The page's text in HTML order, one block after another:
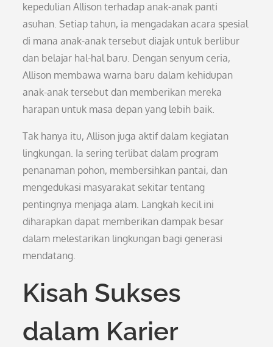
kepedulian Allison terhadap anak-anak panti
asuhan. Setiap tahun, ia mengadakan acara spesial
di mana anak-anak tersebut diajak untuk berlibur
dan belajar hal-hal baru. Dengan senyum ceria,
Allison membawa warna baru dalam kehidupan
anak-anak tersebut dan memberikan mereka
harapan untuk masa depan yang lebih baik.
Tak hanya itu, Allison juga aktif dalam kegiatan
lingkungan. Ia sering terlibat dalam program
penanaman pohon, membersihkan pantai, dan
mengedukasi masyarakat sekitar tentang
pentingnya menjaga alam. Langkah kecil ini
diharapkan dapat memberikan dampak besar
dalam melestarikan lingkungan bagi generasi
mendatang.
Kisah Sukses
dalam Karier